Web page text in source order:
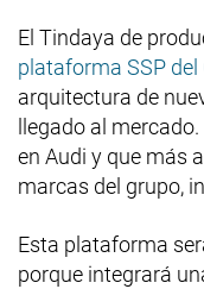
El Tindaya de
plataforma SSP
arquitectura de
llegado al
en Audi y que más
marcas del grupo,
Esta plataforma
porque integrará